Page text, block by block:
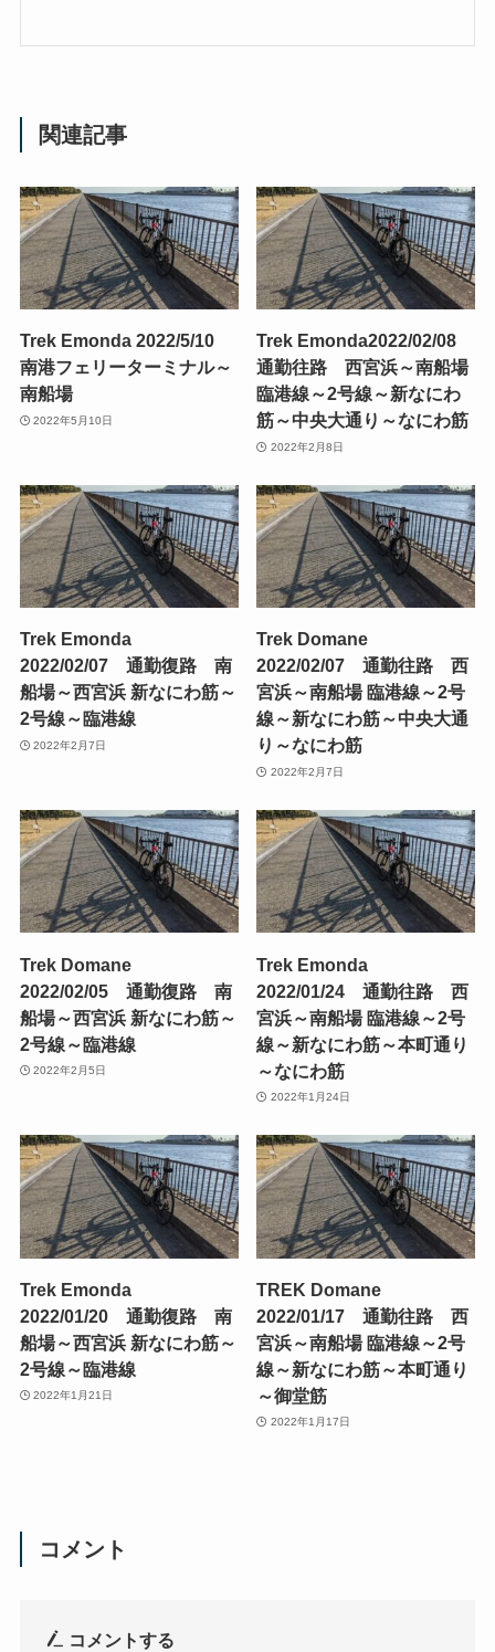
関連記事
Trek Emonda 2022/5/10
南港フェリーターミナル～
南船場
2022年5月10日
Trek Emonda2022/02/08
通勤往路 西宮浜～南船場
臨港線～2号線～新なにわ
筋～中央大通り～なにわ筋
2022年2月8日
Trek Emonda
2022/02/07 通勤復路 南
船場～西宮浜 新なにわ筋～
2号線～臨港線
2022年2月7日
Trek Domane
2022/02/07 通勤往路 西
宮浜～南船場 臨港線～2号
線～新なにわ筋～中央大通
り～なにわ筋
2022年2月7日
Trek Domane
2022/02/05 通勤復路 南
船場～西宮浜 新なにわ筋～
2号線～臨港線
2022年2月5日
Trek Emonda
2022/01/24 通勤往路 西
宮浜～南船場 臨港線～2号
線～新なにわ筋～本町通り
～なにわ筋
2022年1月24日
Trek Emonda
2022/01/20 通勤復路 南
船場～西宮浜 新なにわ筋～
2号線～臨港線
2022年1月21日
TREK Domane
2022/01/17 通勤往路 西
宮浜～南船場 臨港線～2号
線～新なにわ筋～本町通り
～御堂筋
2022年1月17日
コメント
コメントする